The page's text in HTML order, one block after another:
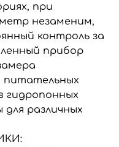
при
незаменим,
контроль за
прибор
питательных
гидропонных
различных